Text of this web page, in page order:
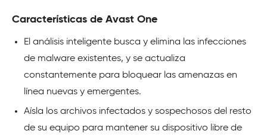
Características de Avast One
El análisis inteligente busca y elimina las infecciones
de malware existentes, y se actualiza
constantemente para bloquear las amenazas en
línea nuevas y emergentes.
Aísla los archivos infectados y sospechosos del resto
de su equipo para mantener su dispositivo libre de